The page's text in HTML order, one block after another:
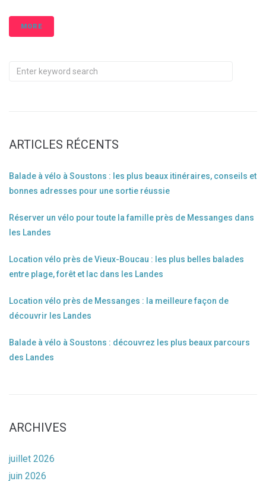
MORE
ARTICLES RÉCENTS
Balade à vélo à Soustons : les plus beaux itinéraires, conseils et
bonnes adresses pour une sortie réussie
Réserver un vélo pour toute la famille près de Messanges dans
les Landes
Location vélo près de Vieux-Boucau : les plus belles balades
entre plage, forêt et lac dans les Landes
Location vélo près de Messanges : la meilleure façon de
découvrir les Landes
Balade à vélo à Soustons : découvrez les plus beaux parcours
des Landes
ARCHIVES
juillet 2026
juin 2026